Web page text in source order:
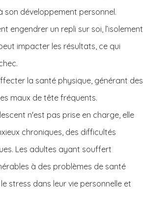
développement personnel.
engendrer un repli sur soi, l’isolement
impacter les résultats, ce qui
la santé physique, générant des
maux de tête fréquents.
n'est pas prise en charge, elle
chroniques, des difficultés
Les adultes ayant souffert
à des problèmes de santé
stress dans leur vie personnelle et